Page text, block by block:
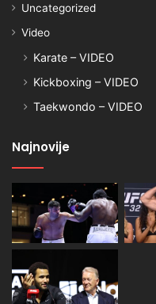
Uncategorized
Video
Karate – VIDEO
Kickboxing – VIDEO
Taekwondo – VIDEO
Najnovije